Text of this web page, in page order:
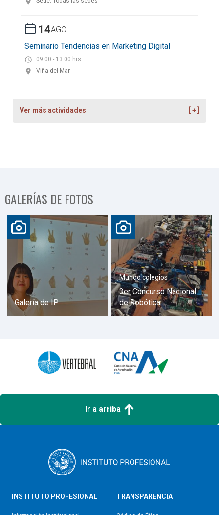
14AGO
Seminario Tendencias en Marketing Digital
09:00 - 13:00 hrs
Viña del Mar
Ver más actividades
GALERÍAS DE FOTOS
Galería de IP
Mundo colegios
3er Concurso Nacional
de Robótica
Ir a arriba
INSTITUTO PROFESIONAL TRANSPARENCIA